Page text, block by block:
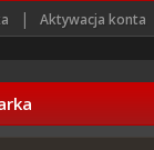
| Aktywacja konta